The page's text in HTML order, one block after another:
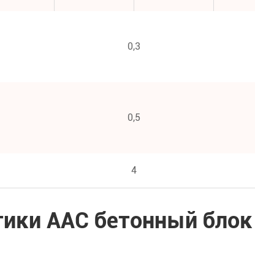
0,3
0,5
4
AAC бетонный блок